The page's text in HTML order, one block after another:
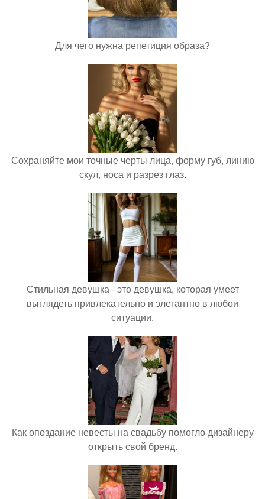
Для чего нужна репетиция образа?
Сохраняйте мои точные черты лица, форму губ, линию
скул, носа и разрез глаз.
Стильная девушка - это девушка, которая умеет
выглядеть привлекательно и элегантно в любои
ситуации.
Как опоздание невесты на свадьбу помогло дизайнеру
открыть свой бренд.